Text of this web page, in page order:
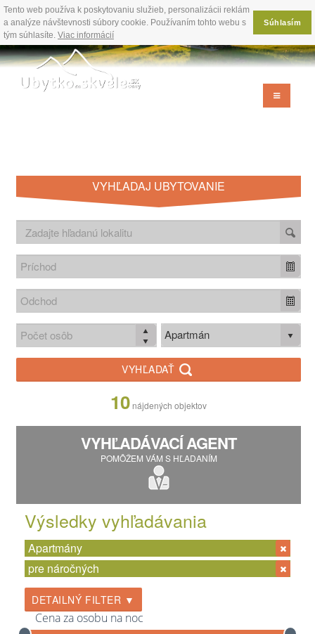
Tento web používa k poskytovaniu služieb, personalizácii reklám
a analýze návštevnosti súbory cookie. Používaním tohto webu s
tým súhlasíte. Viac informácií
Súhlasím
VYHĽADAJ UBYTOVANIE
Apartmán
VYHĽADAŤ
10 nájdených objektov
VYHĽADÁVACÍ AGENT
POMÔŽEM VÁM S HĽADANÍM
Výsledky vyhľadávania
Apartmány
pre náročných
DETAILNÝ FILTER ▼
Cena za osobu na noc